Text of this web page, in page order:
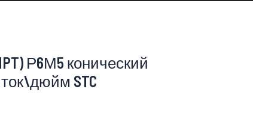
Р6М5 конический
STC